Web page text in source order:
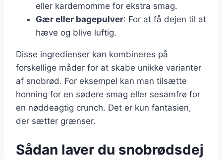
eller kardemomme for ekstra smag.
Gær eller bagepulver: For at få dejen til at
hæve og blive luftig.
Disse ingredienser kan kombineres på
forskellige måder for at skabe unikke varianter
af snobrød. For eksempel kan man tilsætte
honning for en sødere smag eller sesamfrø for
en nøddeagtig crunch. Det er kun fantasien,
der sætter grænser.
Sådan laver du snobrødsdej